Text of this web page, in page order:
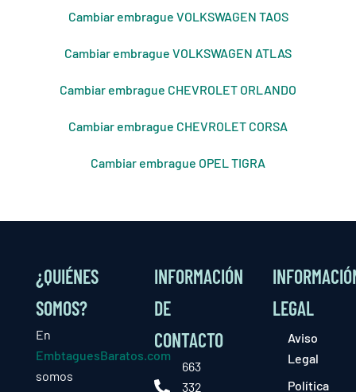
Cambiar embrague VOLKSWAGEN TAOS
Cambiar embrague VOLKSWAGEN ATLAS
Cambiar embrague CHEVROLET ORLANDO
Cambiar embrague CHEVROLET CORSA
Cambiar embrague OPEL TIGRA
¿QUIÉNES
SOMOS?
En
EmbtaguesBaratos.com
somos
INFORMACIÓN
DE
CONTACTO
663
332
LEGAL
Aviso
Legal
Política